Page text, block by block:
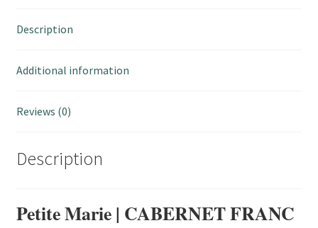
Description
Additional information
Reviews (0)
Description
Petite Marie | CABERNET FRANC